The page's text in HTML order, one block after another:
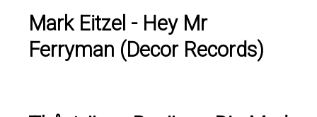
Mark Eitzel - Hey Mr
Ferryman (Decor Records)